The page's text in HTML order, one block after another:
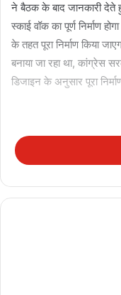
ने बैठक के बाद जानकारी देते
स्काई वॉक का पूर्ण निर्माण
के तहत पूरा निर्माण किया
बनाया जा रहा था, कांग्रेस
डिजाइन के अनुसार पूरा